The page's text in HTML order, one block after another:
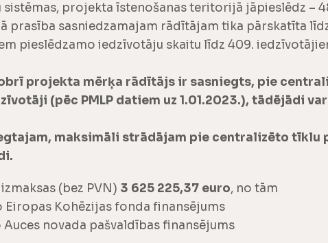
sistēmas, projekta īstenošanas teritorijā jāpieslēdz –
prasība sasniedzamajam rādītājam tika pārskatīta
pieslēdzamo iedzīvotāju skaitu līdz 409.
projekta mērķa rādītājs ir sasniegts, pie
(pēc PMLP datiem uz 1.01.2023.), tādējādi
maksimāli strādājam pie centralizēto tīklu
(bez PVN) 3 625 225,37 euro, no tām
Eiropas Kohēzijas fonda finansējums
Auces novada pašvaldības finansējums